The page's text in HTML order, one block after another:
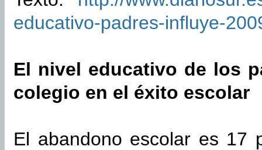
educativo-padres-influye-
El nivel educativo de los
colegio en el éxito escolar
El abandono escolar es 17